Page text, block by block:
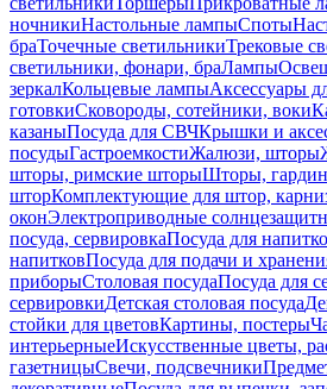
ночникиНастольные лампыСпоты
браТочечные светильникиТрековые
светильники, фонари, браЛампы
зеркалКольцевые лампыАксессуары
готовкиСковороды, сотейники, воки
казаныПосуда для СВЧКрышки и
посудыГастроемкостиЖалюзи, шторы
шторы, римские шторыШторы,
шторКомплектующие для штор,
оконЭлектроприводные
посуда, сервировкаПосуда для
напитковПосуда для подачи и
приборыСтоловая посудаПосуда для
сервировкиДетская столовая посуда
стойки для цветовКартины, постеры
интерьерныеИскусственные цветы,
газетницыСвечи, подсвечники